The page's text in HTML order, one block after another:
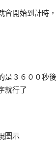
會開始到計時
是３６００秒
就行了
圖示